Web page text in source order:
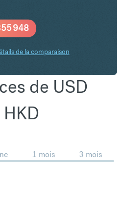
948
de la comparaison
de USD
HKD
1 mois 3 mois